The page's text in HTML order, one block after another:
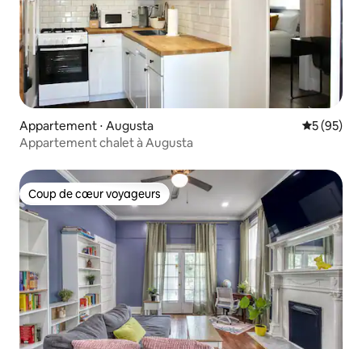
Appartement ⋅ Augusta
5 (95)
Appartement chalet à Augusta
Coup de cœur voyageurs
Coup de cœur voyageurs